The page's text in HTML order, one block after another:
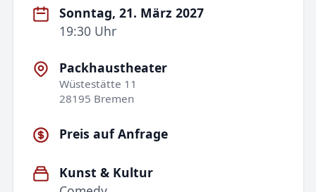
Sonntag, 21. März 2027
19:30 Uhr
Packhaustheater
Wüstestätte 11
28195 Bremen
Preis auf Anfrage
Kunst & Kultur